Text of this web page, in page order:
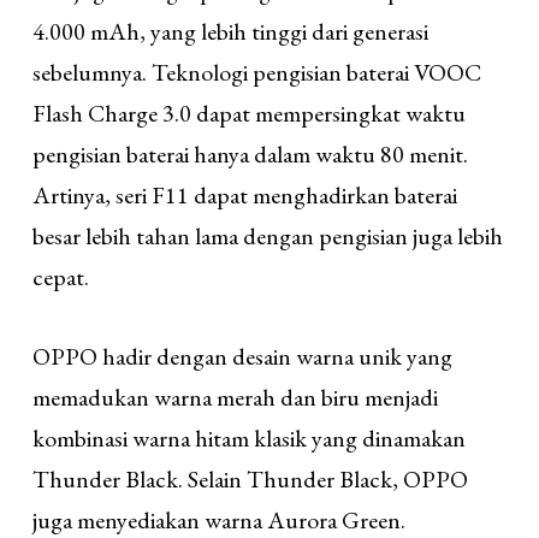
4.000 mAh, yang lebih tinggi dari generasi
sebelumnya. Teknologi pengisian baterai VOOC
Flash Charge 3.0 dapat mempersingkat waktu
pengisian baterai hanya dalam waktu 80 menit.
Artinya, seri F11 dapat menghadirkan baterai
besar lebih tahan lama dengan pengisian juga lebih
cepat.
OPPO hadir dengan desain warna unik yang
memadukan warna merah dan biru menjadi
kombinasi warna hitam klasik yang dinamakan
Thunder Black. Selain Thunder Black, OPPO
juga menyediakan warna Aurora Green.